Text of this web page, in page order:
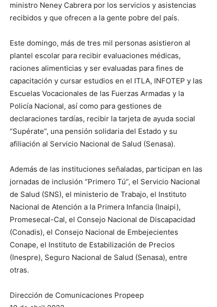
ministro Neney Cabrera por los servicios y asistencias
recibidos y que ofrecen a la gente pobre del país.
Este domingo, más de tres mil personas asistieron al
plantel escolar para recibir evaluaciones médicas,
raciones alimenticias y ser evaluadas para fines de
capacitación y cursar estudios en el ITLA, INFOTEP y las
Escuelas Vocacionales de las Fuerzas Armadas y la
Policía Nacional, así como para gestiones de
declaraciones tardías, recibir la tarjeta de ayuda social
“Supérate”, una pensión solidaria del Estado y su
afiliación al Servicio Nacional de Salud (Senasa).
Además de las instituciones señaladas, participan en las
jornadas de inclusión “Primero Tú”, el Servicio Nacional
de Salud (SNS), el ministerio de Trabajo, el Instituto
Nacional de Atención a la Primera Infancia (Inaipi),
Promesecal-Cal, el Consejo Nacional de Discapacidad
(Conadis), el Consejo Nacional de Embejecientes
Conape, el Instituto de Estabilización de Precios
(Inespre), Seguro Nacional de Salud (Senasa), entre
otras.
Dirección de Comunicaciones Propeep